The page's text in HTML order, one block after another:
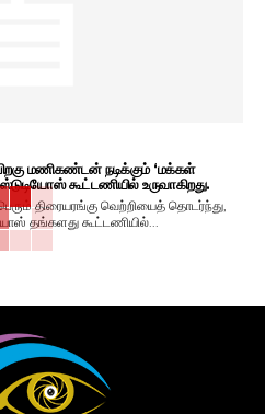
மணிகண்டன் நடிக்கும் ‘மக்கள்
கூட்டணியில் உருவாகிறது.
திரையரங்கு வெற்றியைத் தொடர்ந்து,
தங்களது கூட்டணியில்...